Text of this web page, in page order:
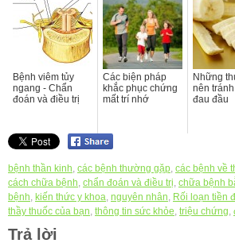
Bệnh viêm tủy
ngang - Chẩn
đoán và điều trị
Các biện pháp
khắc phục chứng
mất trí nhớ
Những
nên
đau đầu
bệnh thần kinh, các bệnh thường gặp, các bệnh về
cách chữa bệnh, chẩn đoán và điều trị, chữa bệnh
bệnh, kiến thức y khoa, nguyên nhân, Rối loạn tiền
thầy thuốc của bạn, thông tin sức khỏe, triệu chứng,
Trả lời